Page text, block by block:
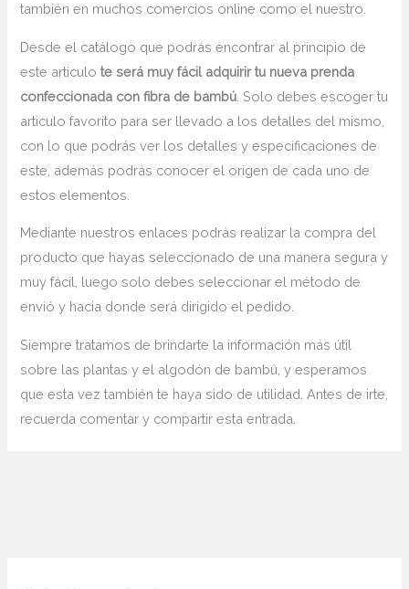
también en muchos comercios online como el nuestro.
Desde el catálogo que podrás encontrar al principio de
este articulote será muy fácil adquirir tu nueva prenda
confeccionada con fibra de bambú . Solo debes escoger tu
articulo favorito para ser llevado a los detalles del mismo,
con lo que podrás ver los detalles y especificaciones de
este, además podrás conocer el origen de cada uno de
estos elementos.
Mediante nuestros enlaces podrás realizar la compra del
producto que hayas seleccionado de una manera segura y
muy fácil, luego solo debes seleccionar el método de
envió y hacia donde será dirigido el pedido.
Siempre tratamos de brindarte la información más útil
sobre las plantas y el algodón de bambú, y esperamos
que esta vez también te haya sido de utilidad. Antes de irte,
recuerda comentar y compartir esta entrada.